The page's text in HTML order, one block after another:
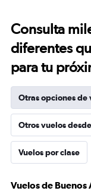
Consulta
diferentes
para tu
Otras opciones de
Otros vuelos
Vuelos por clase
Vuelos de Buenos